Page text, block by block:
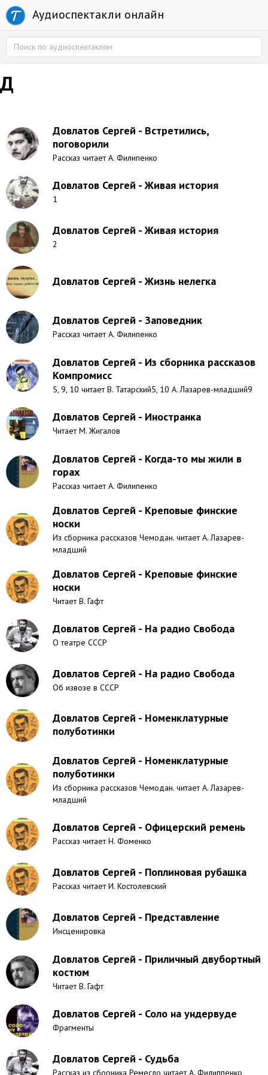
Аудиоспектакли онлайн
Д
Довлатов Сергей - Встретились,
поговорили
Рассказ читает А. Филипенко
Довлатов Сергей - Живая история
1
Довлатов Сергей - Живая история
2
Довлатов Сергей - Жизнь нелегка
Довлатов Сергей - Заповедник
Рассказ читает А. Филипенко
Довлатов Сергей - Из сборника рассказов
Компромисс
5, 9, 10 читает В. Татарский5, 10 А. Лазарев-младший9
Довлатов Сергей - Иностранка
Читает М. Жигалов
Довлатов Сергей - Когда-то мы жили в
горах
Рассказ читает А. Филипенко
Довлатов Сергей - Креповые финские
носки
Из сборника рассказов Чемодан. читает А. Лазарев-
младший
Довлатов Сергей - Креповые финские
носки
Читает В. Гафт
Довлатов Сергей - На радио Свобода
О театре СССР
Довлатов Сергей - На радио Свобода
Об извозе в СССР
Довлатов Сергей - Номенклатурные
полуботинки
Довлатов Сергей - Номенклатурные
полуботинки
Из сборника рассказов Чемодан. читает А. Лазарев-
младший
Довлатов Сергей - Офицерский ремень
Рассказ читает Н. Фоменко
Довлатов Сергей - Поплиновая рубашка
Рассказ читает И. Костолевский
Довлатов Сергей - Представление
Инсценировка
Довлатов Сергей - Приличный двубортный
костюм
Читает В. Гафт
Довлатов Сергей - Соло на ундервуде
Фрагменты
Довлатов Сергей - Судьба
Рассказ из сборника Ремесло читает А. Филиппенко